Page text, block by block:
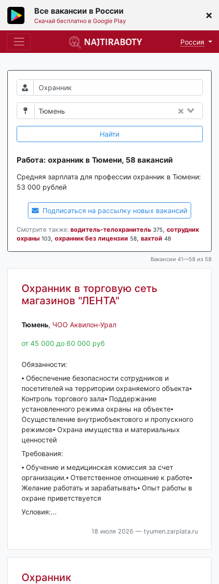
Все вакансии в России
Скачай бесплатно в Google Play
Россия
Тюмень
Найти
Работа: охранник в Тюмени, 58 вакансий
Средняя зарплата для профессии охранник в Тюмени:
53 000 рублей
Подписаться на рассылку новых вакансий
Смотрите также: водитель-телохранитель 375, сотрудник
охраны 103, охранник без лицензии 58, вахтой 48
Вакансии 41—58 из 58
Охранник в торговую сеть
магазинов "ЛЕНТА"
Тюмень‎, ЧОО Аквилон-Урал
от 45 000 до 60 000 руб
Обязанности:
⦁ Обеспечение безопасности сотрудников и
посетителей на территории охраняемого объекта⦁
Контроль торгового зала⦁ Поддержание
установленного режима охраны на объекте⦁
Осуществление внутриобъектового и пропускного
режимов⦁ Охрана имущества и материальных
ценностей
Требования:
⦁ Обучение и медицинская комиссия за счет
организации.⦁ Ответственное отношение к работе⦁
Желание работать и зарабатывать⦁ Опыт работы в
охране приветствуется
Условия:...
18 июля 2026 — tyumen.zarplata.ru
Охранник